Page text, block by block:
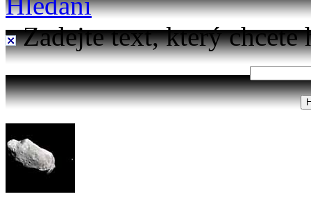
Zadejte text, který chcete